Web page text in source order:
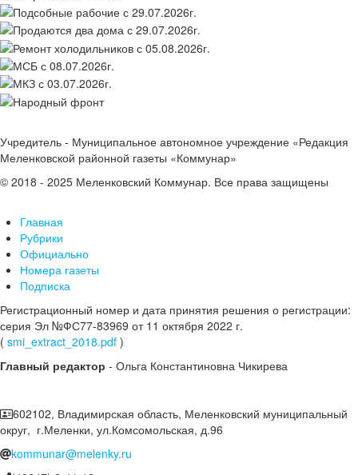
Учредитель - Муниципальное автономное учреждение «Редакция
Меленковской районной газеты «Коммунар»
© 2018 - 2025 Меленковский Коммунар. Все права защищены
Главная
Рубрики
Официально
Номера газеты
Подписка
Регистрационный номер и дата принятия решения о регистрации:
серия Эл №ФС77-83969 от 11 октября 2022 г.
( smi_extract_2018.pdf )
Главный редактор - Ольга Константиновна Чикирева
602102, Владимирская область, Меленковский муниципальный
округ, г.Меленки, ул.Комсомольская, д.96
kommunar@melenky.ru